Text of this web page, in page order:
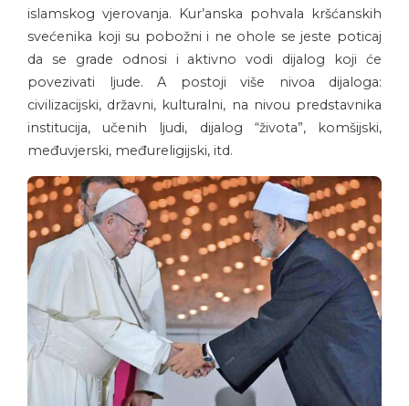
islamskog vjerovanja. Kur’anska pohvala kršćanskih
svećenika koji su pobožni i ne ohole se jeste poticaj
da se grade odnosi i aktivno vodi dijalog koji će
povezivati ljude. A postoji više nivoa dijaloga:
civilizacijski, državni, kulturalni, na nivou predstavnika
institucija, učenih ljudi, dijalog “života”, komšijski,
međuvjerski, međureligijski, itd.